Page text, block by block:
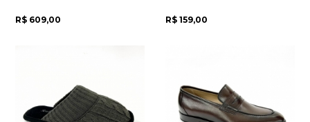
R$ 609,00 R$ 159,00